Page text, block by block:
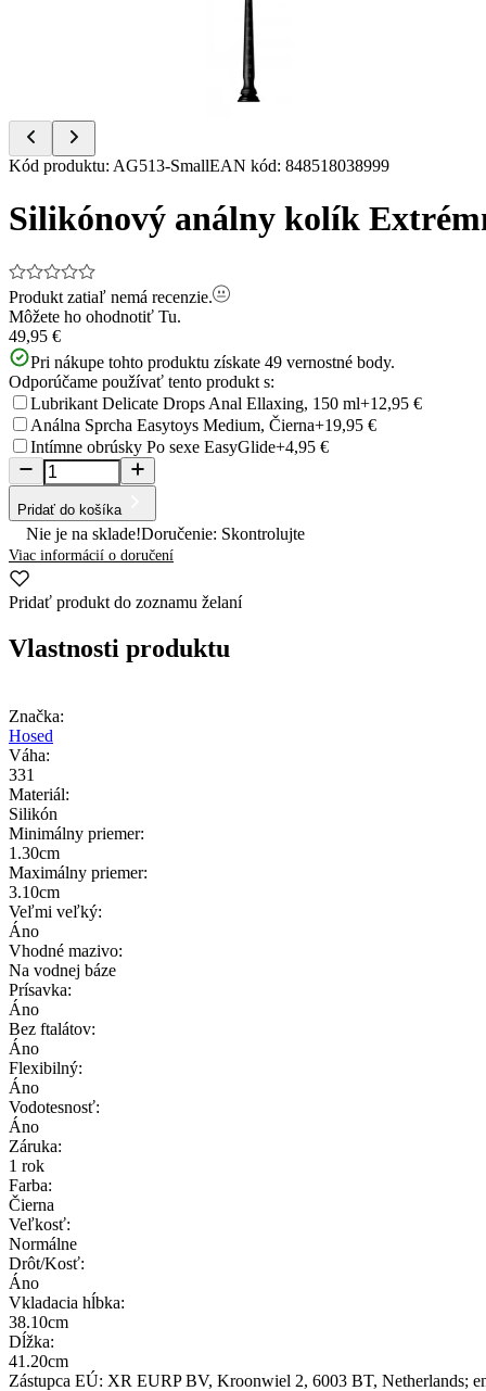
Item
of
5
Kód produktu: AG513-SmallEAN kód: 848518038999
Silikónový análny kolík
Produkt zatiaľ nemá recenzie.
Môžete ho ohodnotiť Tu.
49,95 €
Pri nákupe tohto produktu získate 49 vernostné body.
Odporúčame používať tento produkt s:
Lubrikant Delicate Drops Anal Ellaxing, 150 ml+12,95 €
Análna Sprcha Easytoys Medium, Čierna+19,95 €
Intímne obrúsky Po sexe EasyGlide+4,95 €
Pridať do košíka
Nie je na sklade!Doručenie: Skontrolujte
Viac informácií o doručení
Pridať produkt do zoznamu želaní
Vlastnosti produktu
Značka:
Hosed
Váha:
331
Materiál:
Silikón
Minimálny priemer:
1.30cm
Maximálny priemer:
3.10cm
Veľmi veľký:
Áno
Vhodné mazivo:
Na vodnej báze
Prísavka:
Áno
Bez ftalátov:
Áno
Flexibilný:
Áno
Vodotesnosť:
Áno
Záruka:
1 rok
Farba:
Čierna
Veľkosť:
Normálne
Drôt/Kosť:
Áno
Vkladacia hĺbka:
38.10cm
Dĺžka:
41.20cm
Zástupca EÚ: XR EURP BV, Kroonwiel 2, 6003 BT, Netherlands;